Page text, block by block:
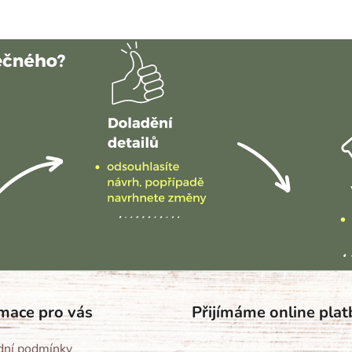
pro vás Přijímáme online